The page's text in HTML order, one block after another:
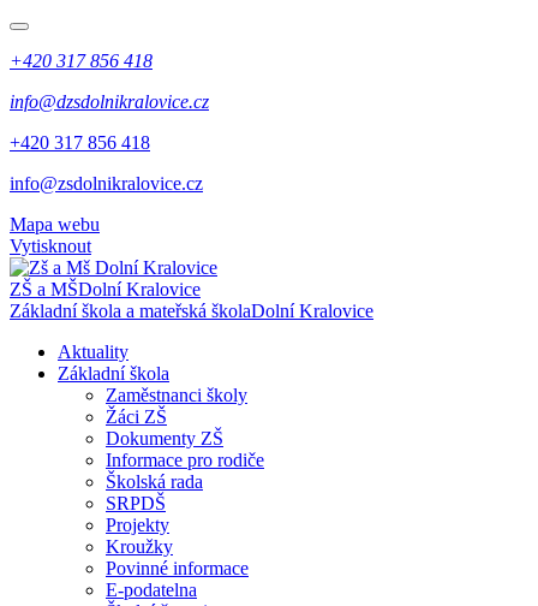
+420 317 856 418
info@dzsdolnikralovice.cz
+420 317 856 418
info@zsdolnikralovice.cz
Mapa webu
Vytisknout
ZŠ a MŠDolní Kralovice
Základní škola a mateřská školaDolní Kralovice
Aktuality
Základní škola
Zaměstnanci školy
Žáci ZŠ
Dokumenty ZŠ
Informace pro rodiče
Školská rada
SRPDŠ
Projekty
Kroužky
Povinné informace
E-podatelna